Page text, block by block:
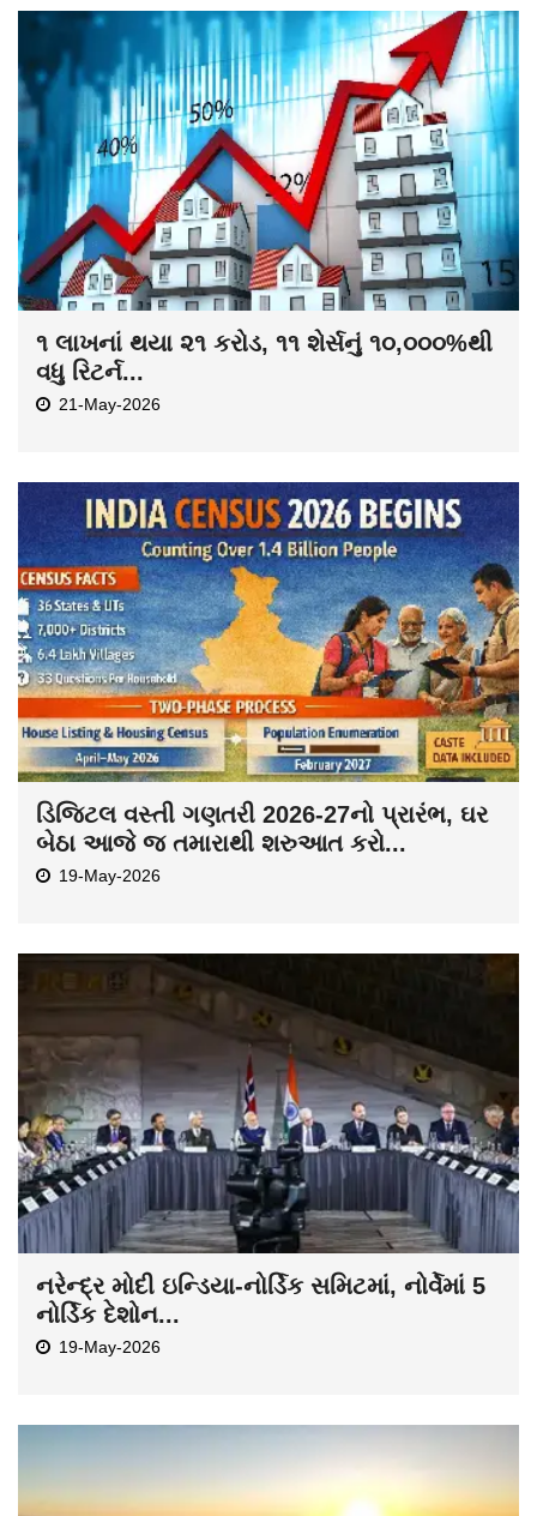
૧ લાખનાં થયા ૨૧ કરોડ, ૧૧ શેર્સનું ૧૦,૦૦૦%થી
વધુ રિટર્ન...
21-May-2026
ડિજિટલ વસ્તી ગણતરી 2026-27નો પ્રારંભ, ઘર
બેઠા આજે જ તમારાથી શરુઆત કરો...
19-May-2026
નરેન્દ્ર મોદી ઇન્ડિયા-નોર્ડિક સમિટમાં, નોર્વેમાં 5
નોર્ડિક દેશોન...
19-May-2026